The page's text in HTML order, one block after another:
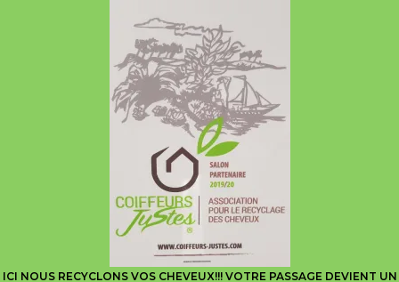
ICI NOUS RECYCLONS VOS CHEVEUX!!! VOTRE PASSAGE DEVIENT UN